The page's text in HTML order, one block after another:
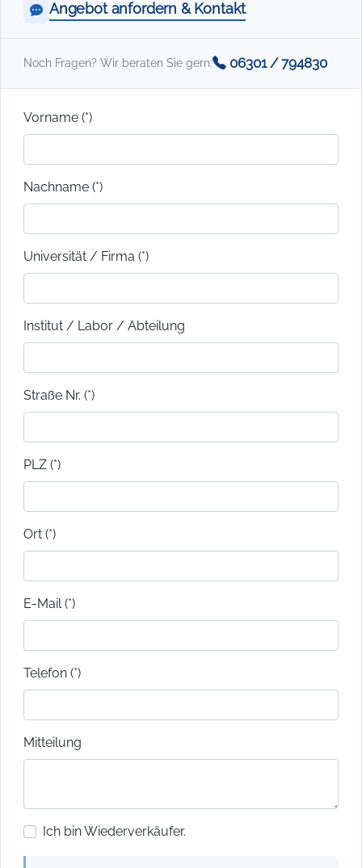
Angebot anfordern & Kontakt
Noch Fragen? Wir beraten Sie gern: 06301 / 794830
Vorname (*)
Nachname (*)
Universität / Firma (*)
Institut / Labor / Abteilung
Straße Nr. (*)
PLZ (*)
Ort (*)
E-Mail (*)
Telefon (*)
Mitteilung
Ich bin Wiederverkäufer.